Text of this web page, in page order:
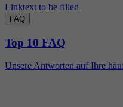
Linktext to be filled
FAQ
Top 10 FAQ
Unsere Antworten auf Ihre